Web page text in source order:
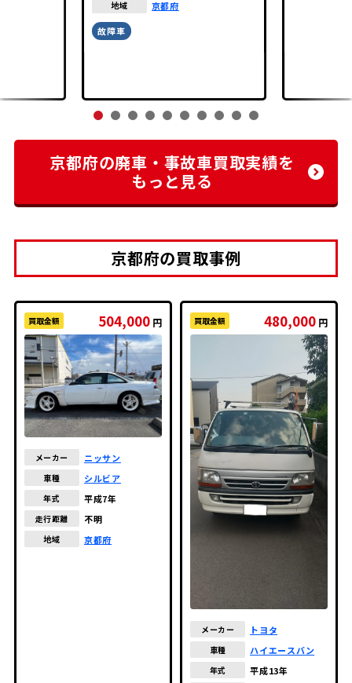
地域 京都府
故障車
京都府の廃車・事故車買取実績を
もっと見る
京都府の買取事例
買取金額 504,000 円
メーカー ニッサン
車種 シルビア
年式 平成7年
走行距離 不明
地域 京都府
買取金額 480,000 円
メーカー トヨタ
車種 ハイエースバン
年式 平成13年